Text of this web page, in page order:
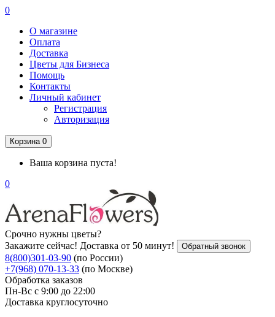
0
О магазине
Оплата
Доставка
Цветы для Бизнеса
Помощь
Контакты
Личный кабинет
Регистрация
Авторизация
Корзина 0
Ваша корзина пуста!
0
Срочно нужны цветы?
Закажите сейчас! Доставка от 50 минут!
Обратный звонок
8(800)301-03-90 (по России)
+7(968) 070-13-33 (по Москве)
Обработка заказов
Пн-Вс с 9:00 до 22:00
Доставка круглосуточно